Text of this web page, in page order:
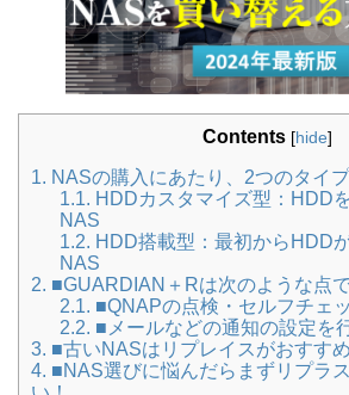
Contents [hide]
1. NASの購入にあたり、2つのタイ
1.1. HDDカスタマイズ型：HDD
NAS
1.2. HDD搭載型：最初からHDD
NAS
2. ■GUARDIAN＋Rは次のような点
2.1. ■QNAPの点検・セルフチェ
2.2. ■メールなどの通知の設定を
3. ■古いNASはリプレイスがおすすめ
4. ■NAS選びに悩んだらまずリプラ